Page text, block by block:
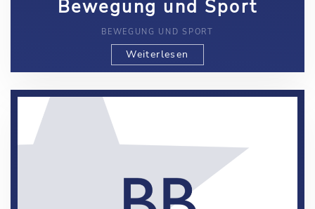
Bewegung und Sport
BEWEGUNG UND SPORT
Weiterlesen